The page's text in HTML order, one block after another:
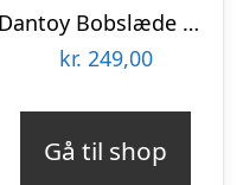
Dantoy Bobslæde med rat 94 cm til børn, Sort
kr. 249,00
Gå til shop